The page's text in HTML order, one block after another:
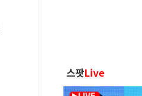
스팟Live